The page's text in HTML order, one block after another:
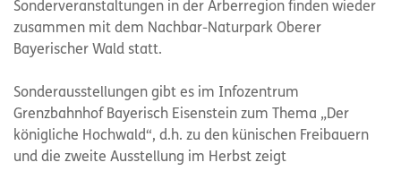
Sonderveranstaltungen in der Arberregion finden wieder
zusammen mit dem Nachbar-Naturpark Oberer
Bayerischer Wald statt.
Sonderausstellungen gibt es im Infozentrum
Grenzbahnhof Bayerisch Eisenstein zum Thema „Der
königliche Hochwald“, d.h. zu den künischen Freibauern
und die zweite Ausstellung im Herbst zeigt